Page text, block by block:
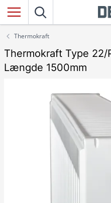
Thermokraft
Thermokraft Type
Længde 1500mm